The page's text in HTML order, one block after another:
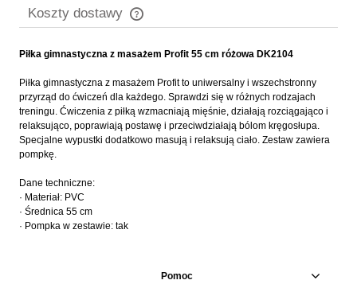
Koszty dostawy
Cena nie zawiera ewentualnych kosztów płatności
Piłka gimnastyczna z masażem Profit 55 cm różowa DK2104
Piłka gimnastyczna z masażem Profit to uniwersalny i wszechstronny
przyrząd do ćwiczeń dla każdego. Sprawdzi się w różnych rodzajach
treningu. Ćwiczenia z piłką wzmacniają mięśnie, działają rozciągająco i
relaksująco, poprawiają postawę i przeciwdziałają bólom kręgosłupa.
Specjalne wypustki dodatkowo masują i relaksują ciało. Zestaw zawiera
pompkę.
Dane techniczne:
· Materiał: PVC
· Średnica 55 cm
· Pompka w zestawie: tak
Pomoc